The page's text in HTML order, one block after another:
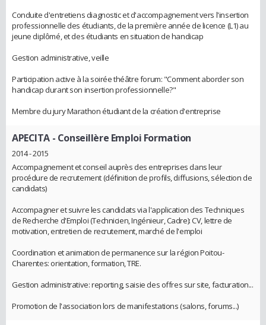
Conduite d'entretiens diagnostic et d'accompagnement vers l'insertion
professionnelle des étudiants, de la première année de licence (L1) au
jeune diplômé, et des étudiants en situation de handicap
Gestion administrative, veille
Participation active à la soirée théâtre forum: "Comment aborder son
handicap durant son insertion professionnelle?"
Membre du jury Marathon étudiant de la création d'entreprise
APECITA - Conseillère Emploi Formation
2014 - 2015
Accompagnement et conseil auprès des entreprises dans leur
procédure de recrutement (définition de profils, diffusions, sélection de
candidats)
Accompagner et suivre les candidats via l'application des Techniques
de Recherche d'Emploi (Technicien, Ingénieur, Cadre): CV, lettre de
motivation, entretien de recrutement, marché de l'emploi
Coordination et animation de permanence sur la région Poitou-
Charentes: orientation, formation, TRE.
Gestion administrative: reporting, saisie des offres sur site, facturation...
Promotion de l'association lors de manifestations (salons, forums...)